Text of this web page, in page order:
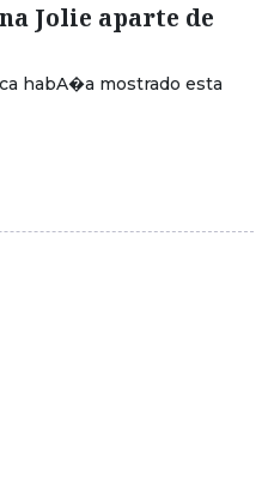
Jolie aparte de
habA�a mostrado esta